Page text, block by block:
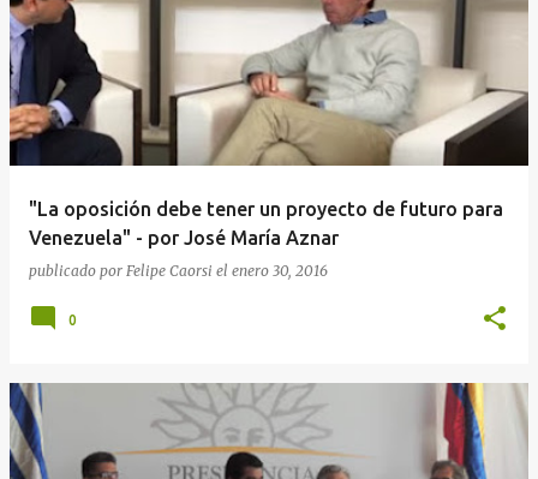
n
t
r
a
d
"La oposición debe tener un proyecto de futuro para
Venezuela" - por José María Aznar
publicado por Felipe Caorsi el enero 30, 2016
0